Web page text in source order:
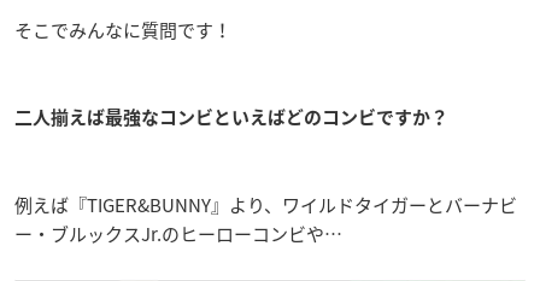
そこでみんなに質問です！
二人揃えば最強なコンビといえばどのコンビですか？
例えば『TIGER&BUNNY』より、ワイルドタイガーとバーナビ
ー・ブルックスJr.のヒーローコンビや…